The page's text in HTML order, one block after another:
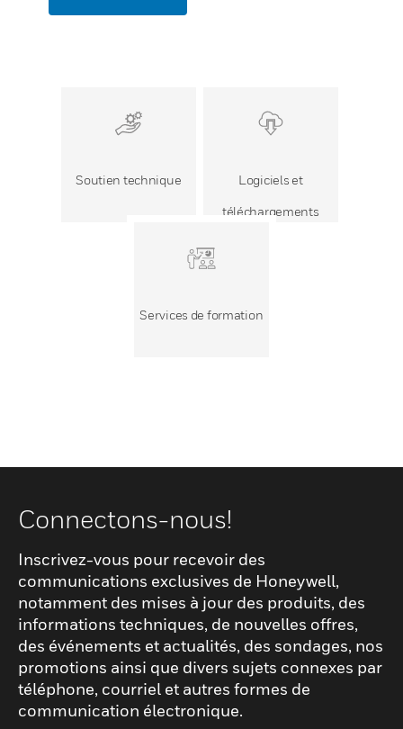
Soutien technique Logiciels et
téléchargements
Services de formation
Connectons-nous!
Inscrivez-vous pour recevoir des
communications exclusives de Honeywell,
notamment des mises à jour des produits, des
informations techniques, de nouvelles offres,
des événements et actualités, des sondages, nos
promotions ainsi que divers sujets connexes par
téléphone, courriel et autres formes de
communication électronique.